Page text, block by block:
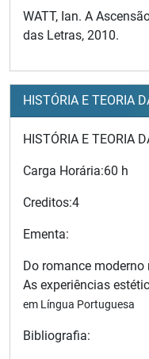
WATT, Ian. A
das Letras, 2010.
HISTÓRIA E TEORIA
HISTÓRIA E TEORIA
Carga Horária:60 h
Creditos:4
Ementa:
Do romance moderno
As experiências
em Língua Portuguesa
Bibliografia: